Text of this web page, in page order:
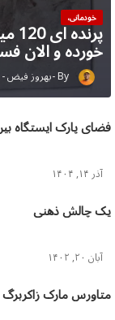
خودمانی،
خورده و
بهروز فیض
فضای پارک ایستگاه
آذر ۱۴, ۱۴۰۴
یک چالش ذهنی
آبان ۲۰, ۱۴۰۲
متاورس مارک